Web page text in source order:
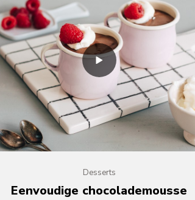
Desserts
Eenvoudige chocolademousse